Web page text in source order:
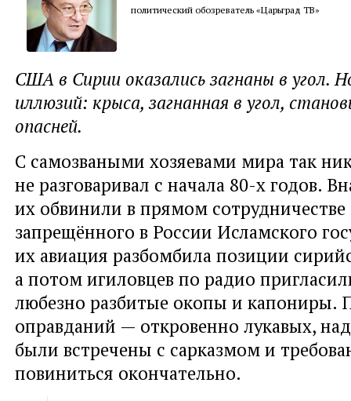
политический обозреватель «Царьград ТВ»
США в Сирии оказались загнаны в угол.
иллюзий: крыса, загнанная в угол,
опасней.
С самозваными хозяевами мира так
не разговаривал с начала 80-х годов.
их обвинили в прямом
запрещённого в России Исламского
их авиация разбомбила позиции
а потом игиловцев по радио
любезно разбитые окопы и капониры.
оправданий — откровенно лукавых,
были встречены с сарказмом и
повиниться окончательно.